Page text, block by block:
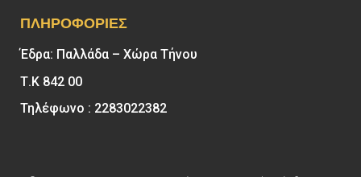
ΠΛΗΡΟΦΟΡΊΕΣ
Έδρα: Παλλάδα – Χώρα Τήνου
Τ.Κ 842 00
Τηλέφωνο : 2283022382